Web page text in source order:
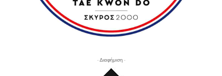
- Διαφήμιση -